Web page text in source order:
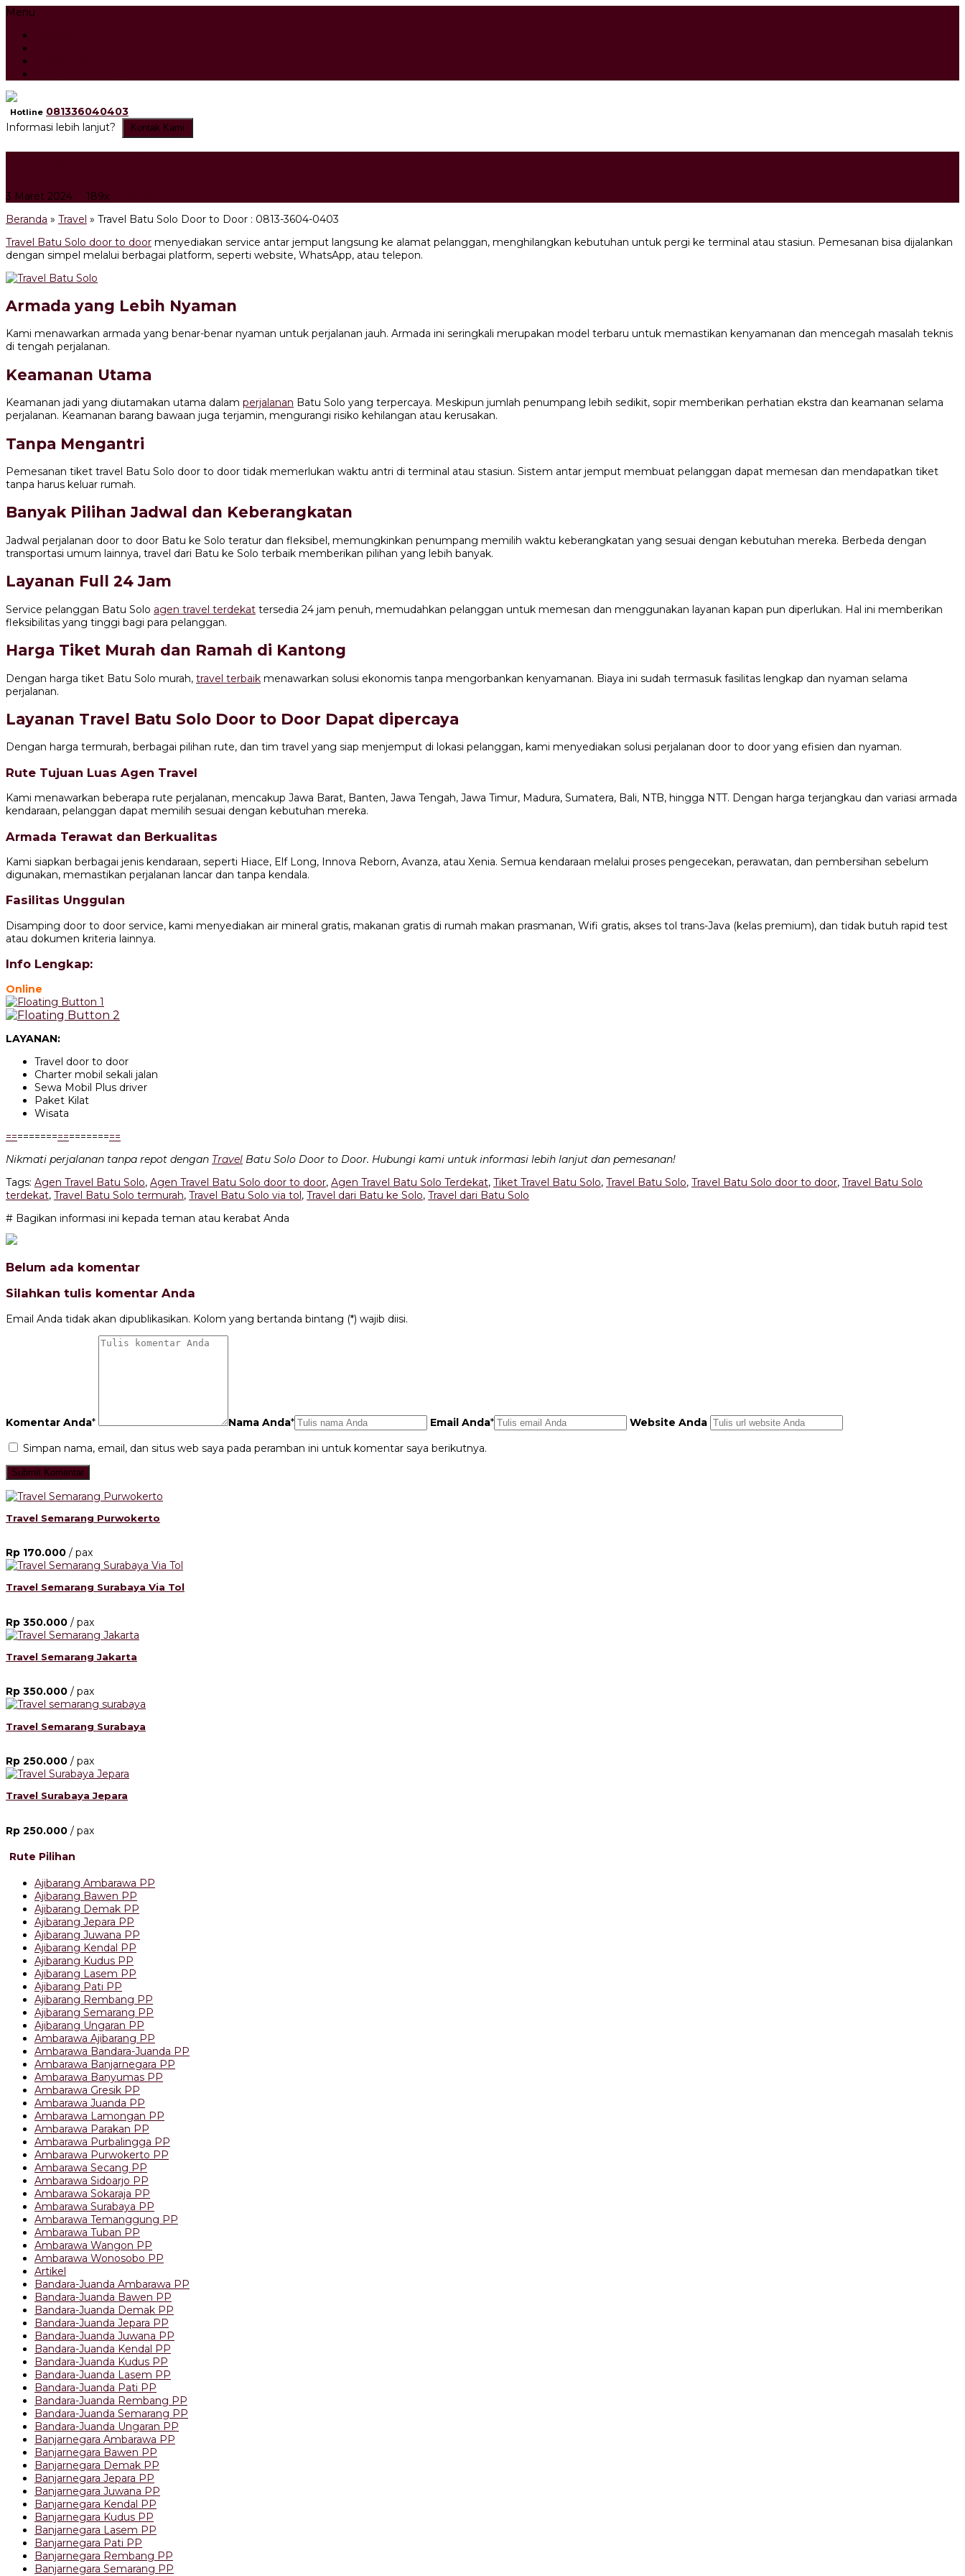
Menu
Hotline 081336040403
Informasi lebih lanjut?
Kontak Kami
3 Maret 2024 189x
Beranda » Travel » Travel Batu Solo Door to Door : 0813-3604-0403
Travel Batu Solo door to door menyediakan service antar jemput langsung ke alamat pelanggan, menghilangkan kebutuhan untuk pergi ke terminal atau stasiun. Pemesanan bisa dijalankan
dengan simpel melalui berbagai platform, seperti website, WhatsApp, atau telepon.
Armada yang Lebih Nyaman
Kami menawarkan armada yang benar-benar nyaman untuk perjalanan jauh. Armada ini seringkali merupakan model terbaru untuk memastikan kenyamanan dan mencegah masalah teknis
di tengah perjalanan.
Keamanan Utama
Keamanan jadi yang diutamakan utama dalam perjalanan Batu Solo yang terpercaya. Meskipun jumlah penumpang lebih sedikit, sopir memberikan perhatian ekstra dan keamanan selama
perjalanan. Keamanan barang bawaan juga terjamin, mengurangi risiko kehilangan atau kerusakan.
Tanpa Mengantri
Pemesanan tiket travel Batu Solo door to door tidak memerlukan waktu antri di terminal atau stasiun. Sistem antar jemput membuat pelanggan dapat memesan dan mendapatkan tiket
tanpa harus keluar rumah.
Banyak Pilihan Jadwal dan Keberangkatan
Jadwal perjalanan door to door Batu ke Solo teratur dan fleksibel, memungkinkan penumpang memilih waktu keberangkatan yang sesuai dengan kebutuhan mereka. Berbeda dengan
transportasi umum lainnya, travel dari Batu ke Solo terbaik memberikan pilihan yang lebih banyak.
Layanan Full 24 Jam
Service pelanggan Batu Solo agen travel terdekat tersedia 24 jam penuh, memudahkan pelanggan untuk memesan dan menggunakan layanan kapan pun diperlukan. Hal ini memberikan
fleksibilitas yang tinggi bagi para pelanggan.
Harga Tiket Murah dan Ramah di Kantong
Dengan harga tiket Batu Solo murah, travel terbaik menawarkan solusi ekonomis tanpa mengorbankan kenyamanan. Biaya ini sudah termasuk fasilitas lengkap dan nyaman selama
perjalanan.
Layanan Travel Batu Solo Door to Door Dapat dipercaya
Dengan harga termurah, berbagai pilihan rute, dan tim travel yang siap menjemput di lokasi pelanggan, kami menyediakan solusi perjalanan door to door yang efisien dan nyaman.
Rute Tujuan Luas Agen Travel
Kami menawarkan beberapa rute perjalanan, mencakup Jawa Barat, Banten, Jawa Tengah, Jawa Timur, Madura, Sumatera, Bali, NTB, hingga NTT. Dengan harga terjangkau dan variasi armada
kendaraan, pelanggan dapat memilih sesuai dengan kebutuhan mereka.
Armada Terawat dan Berkualitas
Kami siapkan berbagai jenis kendaraan, seperti Hiace, Elf Long, Innova Reborn, Avanza, atau Xenia. Semua kendaraan melalui proses pengecekan, perawatan, dan pembersihan sebelum
digunakan, memastikan perjalanan lancar dan tanpa kendala.
Fasilitas Unggulan
Disamping door to door service, kami menyediakan air mineral gratis, makanan gratis di rumah makan prasmanan, Wifi gratis, akses tol trans-Java (kelas premium), dan tidak butuh rapid test
atau dokumen kriteria lainnya.
Info Lengkap:
Online
LAYANAN:
Travel door to door
Charter mobil sekali jalan
Sewa Mobil Plus driver
Paket Kilat
Wisata
====================
Nikmati perjalanan tanpa repot dengan Travel Batu Solo Door to Door. Hubungi kami untuk informasi lebih lanjut dan pemesanan!
Tags: Agen Travel Batu Solo, Agen Travel Batu Solo door to door, Agen Travel Batu Solo Terdekat, Tiket Travel Batu Solo, Travel Batu Solo, Travel Batu Solo door to door, Travel Batu Solo
terdekat, Travel Batu Solo termurah, Travel Batu Solo via tol , Travel dari Batu ke Solo, Travel dari Batu Solo
# Bagikan informasi ini kepada teman atau kerabat Anda
Belum ada komentar
Silahkan tulis komentar Anda
Email Anda tidak akan dipublikasikan. Kolom yang bertanda bintang (*) wajib diisi.
Komentar Anda* Nama Anda* Email Anda*
Website Anda
Simpan nama, email, dan situs web saya pada peramban ini untuk komentar saya berikutnya.
Travel Semarang Purwokerto
Rp 170.000 / pax
Travel Semarang Surabaya Via Tol
Rp 350.000 / pax
Travel Semarang Jakarta
Rp 350.000 / pax
Travel Semarang Surabaya
Rp 250.000 / pax
Travel Surabaya Jepara
Rp 250.000 / pax
Rute Pilihan
Ajibarang Ambarawa PP
Ajibarang Bawen PP
Ajibarang Demak PP
Ajibarang Jepara PP
Ajibarang Juwana PP
Ajibarang Kendal PP
Ajibarang Kudus PP
Ajibarang Lasem PP
Ajibarang Pati PP
Ajibarang Rembang PP
Ajibarang Semarang PP
Ajibarang Ungaran PP
Ambarawa Ajibarang PP
Ambarawa Bandara-Juanda PP
Ambarawa Banjarnegara PP
Ambarawa Banyumas PP
Ambarawa Gresik PP
Ambarawa Juanda PP
Ambarawa Lamongan PP
Ambarawa Parakan PP
Ambarawa Purbalingga PP
Ambarawa Purwokerto PP
Ambarawa Secang PP
Ambarawa Sidoarjo PP
Ambarawa Sokaraja PP
Ambarawa Surabaya PP
Ambarawa Temanggung PP
Ambarawa Tuban PP
Ambarawa Wangon PP
Ambarawa Wonosobo PP
Artikel
Bandara-Juanda Ambarawa PP
Bandara-Juanda Bawen PP
Bandara-Juanda Demak PP
Bandara-Juanda Jepara PP
Bandara-Juanda Juwana PP
Bandara-Juanda Kendal PP
Bandara-Juanda Kudus PP
Bandara-Juanda Lasem PP
Bandara-Juanda Pati PP
Bandara-Juanda Rembang PP
Bandara-Juanda Semarang PP
Bandara-Juanda Ungaran PP
Banjarnegara Ambarawa PP
Banjarnegara Bawen PP
Banjarnegara Demak PP
Banjarnegara Jepara PP
Banjarnegara Juwana PP
Banjarnegara Kendal PP
Banjarnegara Kudus PP
Banjarnegara Lasem PP
Banjarnegara Pati PP
Banjarnegara Rembang PP
Banjarnegara Semarang PP